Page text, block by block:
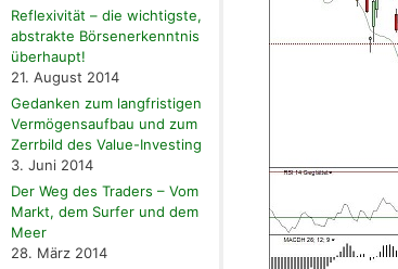
Reflexivität – die wichtigste,
abstrakte Börsenerkenntnis
überhaupt!
21. August 2014
Gedanken zum langfristigen
Vermögensaufbau und zum
Zerrbild des Value-Investing
3. Juni 2014
Der Weg des Traders – Vom
Markt, dem Surfer und dem
Meer
28. März 2014